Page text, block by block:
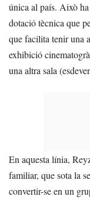
única al país. Això
dotació tècnica que
que facilita tenir una
exhibició
una altra sala
En aquesta línia,
familiar, que sota la
convertir-se en un